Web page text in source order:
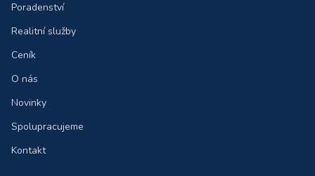
Poradenství
Realitní služby
Ceník
O nás
Novinky
Spolupracujeme
Kontakt